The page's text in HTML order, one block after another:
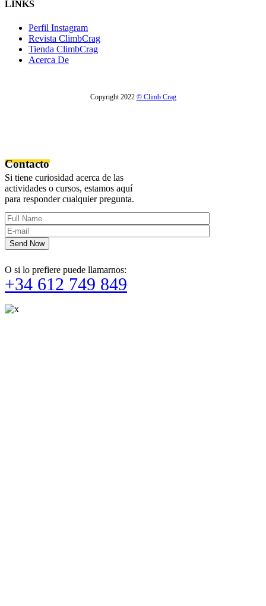
LINKS
Perfil Instagram
Revista ClimbCrag
Tienda ClimbCrag
Acerca De
Copyright 2022 © Climb Crag
Contacto
Si tiene curiosidad acerca de las
actividades o cursos, estamos aquí
para responder cualquier pregunta.
Send Now
O si lo prefiere puede llamarnos:
+34 612 749 849